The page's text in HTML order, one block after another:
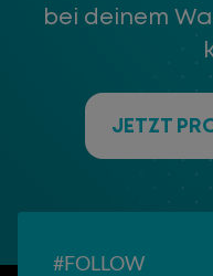
bei deinem
JETZT
#FOLLOW